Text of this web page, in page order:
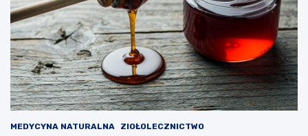
MEDYCYNA NATURALNA ZIOŁOLECZNICTWO